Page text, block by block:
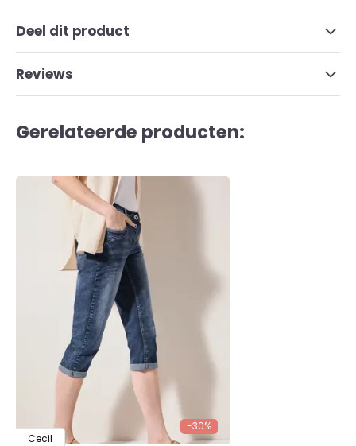
Deel dit product
Reviews
Gerelateerde producten:
-30%
Cecil